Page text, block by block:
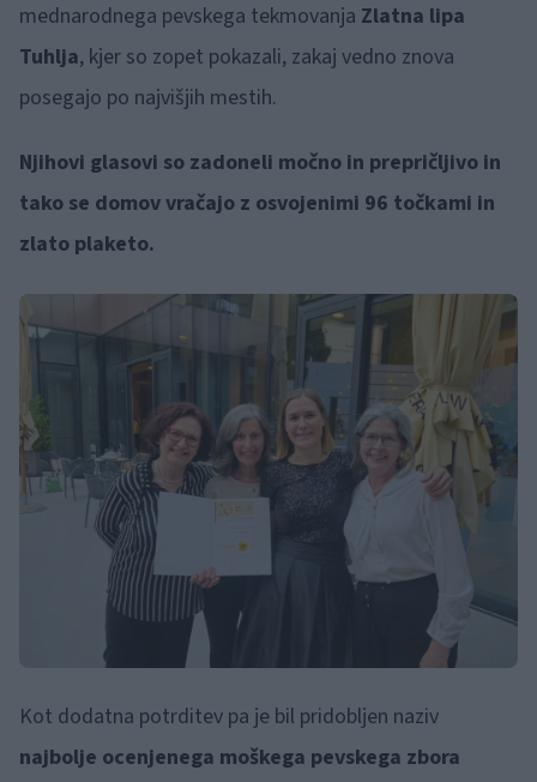
mednarodnega pevskega tekmovanja Zlatna lipa
Tuhlja, kjer so zopet pokazali, zakaj vedno znova
posegajo po najvišjih mestih.
Njihovi glasovi so zadoneli močno in prepričljivo in
tako se domov vračajo z osvojenimi 96 točkami in
zlato plaketo.
Kot dodatna potrditev pa je bil pridobljen naziv
najbolje ocenjenega moškega pevskega zbora